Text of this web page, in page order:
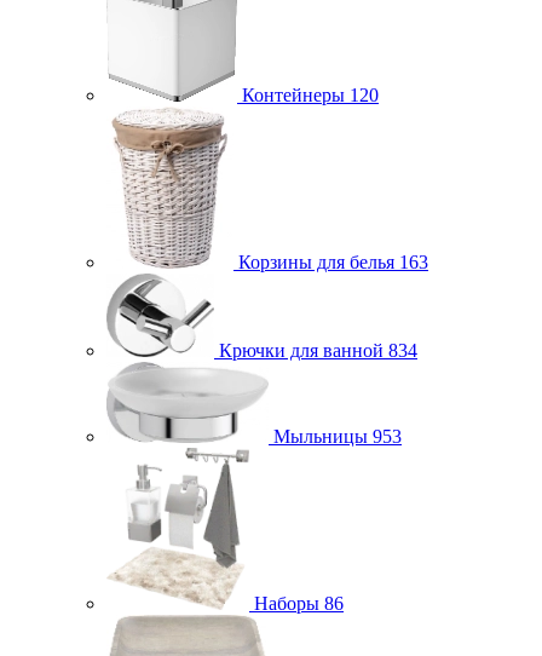
Контейнеры 120
Корзины для белья 163
Крючки для ванной 834
Мыльницы 953
Наборы 86